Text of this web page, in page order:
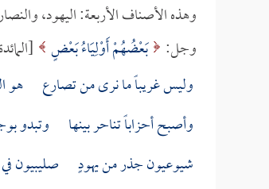
وهذه الأصناف الأربعة: اليهود،
وجل: بَعْضُهُمْ أَوْلِيَاءُ بَعْضٍ
وليس غريباً ما نرى من تصارع هو
وأصبح أحزاباً تناحر بينها وتبدو
شيوعيون جذر من يهودٍ صليبيون في